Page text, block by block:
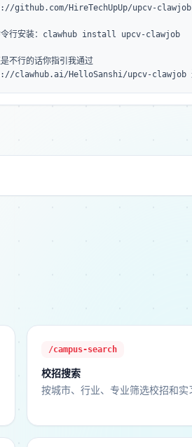
github.com/HireTechUpUp/upcv-clawjob
令行安装：clawhub install upcv-clawjob
不行的话你指引我通过
clawhub.ai/HelloSanshi/upcv-clawjob 进
/campus-search
校招搜索
按城市、行业、专业筛选校招和实